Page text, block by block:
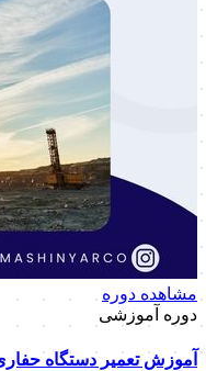
مشاهده دوره
دوره آموزشی
آموزش تعمیر دستگاه